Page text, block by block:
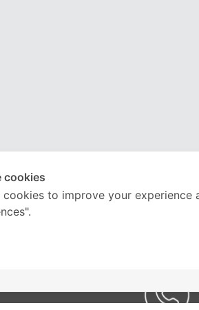
cookies
cookies to improve your